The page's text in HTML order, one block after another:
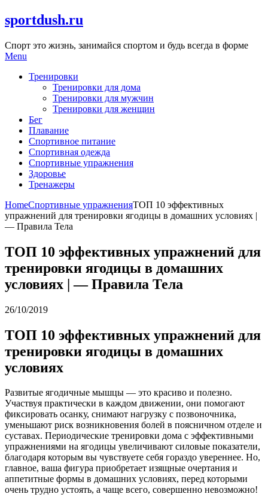
Skip
to
sportdush.ru
Спорт это жизнь, занимайся спортом и будь всегда в форме
Menu
Тренировки
Тренировки для дома
Тренировки для мужчин
Тренировки для женщин
Бег
Плавание
Спортивное питание
Спортивная одежда
Спортивные упражнения
Здоровье
Тренажеры
HomeСпортивные упражненияТОП 10 эффективных
упражнений для тренировки ягодицы в домашних условиях |
— Правила Тела
ТОП 10 эффективных упражнений для
тренировки ягодицы в домашних
условиях | — Правила Тела
26/10/2019
ТОП 10 эффективных упражнений для
тренировки ягодицы в домашних
условиях
Развитые ягодичные мышцы — это красиво и полезно.
Участвуя практически в каждом движении, они помогают
фиксировать осанку, снимают нагрузку с позвоночника,
уменьшают риск возникновения болей в поясничном отделе и
суставах. Периодические тренировки дома с эффективными
упражнениями на ягодицы увеличивают силовые показатели,
благодаря которым вы чувствуете себя гораздо увереннее. Но,
главное, ваша фигура приобретает изящные очертания и
аппетитные формы в домашних условиях, перед которыми
очень трудно устоять, а чаще всего, совершенно невозможно!